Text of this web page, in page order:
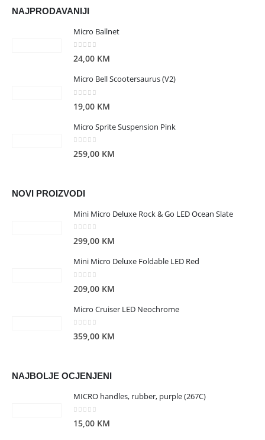
NAJPRODAVANIJI
Micro Ballnet
0 out of 5
24,00 KM
Micro Bell Scootersaurus (V2)
19,00 KM
Micro Sprite Suspension Pink
0 out of 5
259,00 KM
NOVI PROIZVODI
Mini Micro Deluxe Rock & Go LED Ocean Slate
0 out of 5
299,00 KM
Mini Micro Deluxe Foldable LED Red
209,00 KM
Micro Cruiser LED Neochrome
0out of 5
359,00 KM
NAJBOLJE OCJENJENI
MICRO handles, rubber, purple (267C)
0 out of 5
15,00 KM